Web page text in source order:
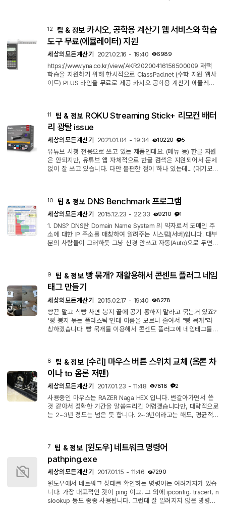
(jpg|jpeg|png|gif|ico|css|js)$ { expires 30d; } 해제(#)를 해
주니 차단 기능이 잘 작동하였다. 이미지 대체기능도 잘 되었고...
12 팁 & 정보 카시오, 공학용 계산기 웹 서비스와 학습
도구 무료(에뮬레이터) 지원
세상의모든계산기 2021.02.16 - 19:40 6989
https://www.yna.co.kr/view/AKR20200416156500009 재택
학습을 지원하기 위해 한시적으로 ClassPad.net (수학 지원 웹사
이트) PLUS 라인을 무료로 제공 카시오 공학용 계산기 에뮬레이
바꿈 못하는 건지... 이거 원
11 팁 & 정보 ROKU Streaming Stick+ 리모컨 배터
리 광탈 issue
세상의모든계산기 2021.01.04 - 19:34 10220 5
유튜브 시청 전용으로 쓰고 있는 제품인데요. (메뉴 등) 한글 지원
은 안되지만, 유튜브 앱 자체적으로 한글 검색은 지원되어서 문제
없이 잘 쓰고 있습니다. 다만 불편한 점이 하나 있는데... (대기모드
되는데 정확한 것은 아직 파악중입니다. 이 문제에서 배터리 광탈
을 막을 방법은 대기모드를 유지할 수 있게끔 전원을 관리하거나
10 팁 & 정보 DNS Benchmark 프로그램
세상의모든계산기 2015.12.23 - 22:33 9210 1
1. DNS? DNS란 Domain Name System 의 약자로서 도메인 주
소에 대한 IP 주소를 매칭하여 알려주는 시스템(서버)입니다. 대부
분의 사람들이 그러하듯 그냥 신경 안쓰고 자동(Auto)으로 두면,
를 가져오니까 거기서 거기라고 볼 수도 있겠네요. 그런데 DNS
서버마다 반응속도가 다를 수도 있고, (의도적이거나/비의도적이
9 팁 & 정보 빵 묶개? 재활용해서 콘센트 플러그 네임
태그 만들기
세상의모든계산기 2015.02.17 - 19:40 8278
빵끈 말고 식빵 사면 봉지 끝에 공기 통하지 말라고 묶는거 있죠?
'빵 봉지 묶는 플라스틱'인데 이름을 모르니 줄여서 "빵 묶개"라
칭하겠습니다. 빵 묶개를 이용해서 콘센트 플러그에 네임태그를
니다.
8 팁 & 정보 [수리] 마우스 버튼 스위치 교체 (옴론 차
이나 to 옴론 저팬)
세상의모든계산기 2017.01.23 - 11:48 7818 2
사용중인 마우스는 RAZER Naga HEX 입니다. 번갈아가면서 쓴
것 같아서 정확한 기간을 말씀드리긴 어렵겠습니다만, 대략적으로
는 2~3년 정도는 넘은 듯 합니다. 2~3년이라고는 해도, 평균적
나 별 차도를 보이진 않았습니다. 임시방편으로 마우스 하단의 나
사를 약간 풀어준다거나 하는 식으로 조절을 하여 사용해 왔는데
7 팁 & 정보 [윈도우] 네트워크 명령어
pathping.exe
세상의모든계산기 2017.01.15 - 11:46 7290
윈도우에서 네트워크 상태를 확인하는 명령어는 여려가지가 있습
니다. 가장 대표적인 것이 ping 이고, 그 외에 ipconfig, tracert, n
slookup 등도 종종 사용됩니다. 그런데 잘 알려지지 않은 명령어